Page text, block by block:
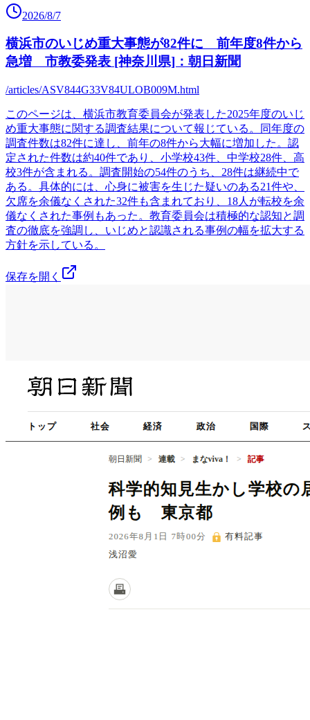
2026/8/7
横浜市のいじめ重大事態が82件に 前年度8件から
急増 市教委発表 [神奈川県]：朝日新聞
/articles/ASV844G33V84ULOB009M.html
このページは、横浜市教育委員会が発表した2025年度のいじ
め重大事態に関する調査結果について報じている。同年度の
調査件数は82件に達し、前年の8件から大幅に増加した。認
定された件数は約40件であり、小学校43件、中学校28件、高
校3件が含まれる。調査開始の54件のうち、28件は継続中で
ある。具体的には、心身に被害を生じた疑いのある21件や、
欠席を余儀なくされた32件も含まれており、18人が転校を余
儀なくされた事例もあった。教育委員会は積極的な認知と調
査の徹底を強調し、いじめと認識される事例の幅を拡大する
方針を示している。
保存を開く